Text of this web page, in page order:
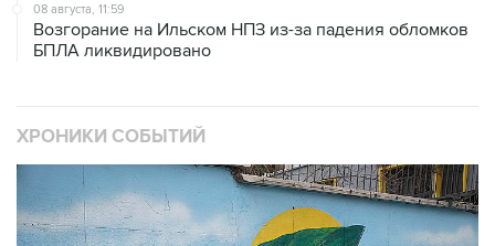
08 августа, 11:59
Возгорание на Ильском НПЗ из-за падения обломков
БПЛА ликвидировано
ХРОНИКИ СОБЫТИЙ